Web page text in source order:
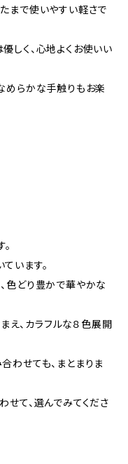
まで使いやすい軽さで
しく、心地よくお使いい
めらかな手触りもお楽
います。
色どり豊かで華やかな
え、カラフルな８色展開
わせても、まとまりま
せて、選んでみてくださ